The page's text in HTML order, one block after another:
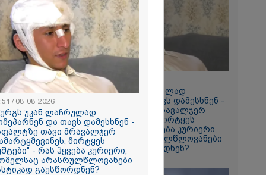
ზღვამ კიდევ
გამორიყა,
სამაშველო"
რა
ვიღებთ
- რას წერს
18:51 / 08-08-2026
"ზურგს უკან ლაჩრულად
მომეპარნენ და თავს დამესხნენ -
ასფალტზე თავი მრავალჯერ
დამარტყმევინეს, მირტყეს
მუშტები" - რას ჰყვება კურიერი,
რომელსაც არასრულწლოვანები
სასტიკად გაუსწორდნენ?
/ 08-08-2026
უკან ლაჩრულად
და თავს დამესხნენ -
თავი მრავალჯერ
მირტყეს
- რას ჰყვება კურიერი,
არასრულწლოვანები
გაუსწორდნენ?